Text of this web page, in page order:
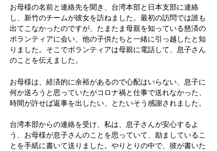
お母様の名前と連絡先を聞き、台湾本部と日本支部に連絡
し、新竹のチームが彼女を訪ねました。最初の訪問では誰も
出てこなかったのですが、たまたま母親を知っている慈済の
ボランティアに会い、他の子供たちと一緒に引っ越したと知
りました。そこでボランティアは母親に電話して、息子さん
のことを伝えました。
お母様は、経済的に余裕があるので心配はいらない、息子に
何か送ろうと思っていたがコロナ禍と仕事で送れなかった、
時間が許せば返事を出したい、とたいそう感謝されました。
台湾本部からの連絡を受け、私は、息子さんが安心するよ
う、お母様が息子さんのことを思っていて、励ましているこ
とを手紙に書いて送りました。やりとりの中で、彼が書いた